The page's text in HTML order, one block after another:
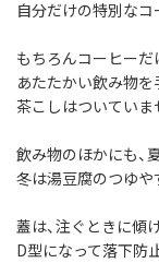
自分だけの特別な
もちろんコーヒーだ
あたたかい飲み物を
茶こしはついていま
飲み物のほかにも、
冬は湯豆腐のつゆや
蓋は、注ぐときに傾
D型になって落下防